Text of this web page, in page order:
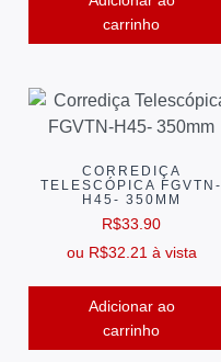
carrinho
CORREDIÇA
TELESCÓPICA FGVTN-
H45- 350MM
R$33.90
ou R$32.21 à vista
Adicionar ao
carrinho